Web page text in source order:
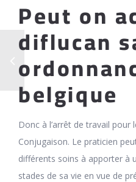
Peut on
diflucan
belgique
Donc à l’arrêt de travail
Conjugaison. Le praticien
différents soins à apporter à
stades de sa vie en vue de